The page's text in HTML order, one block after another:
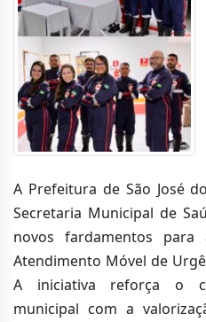
A Prefeitura de São José
Secretaria Municipal de
novos fardamentos
Atendimento Móvel de
A iniciativa reforça o
municipal com a